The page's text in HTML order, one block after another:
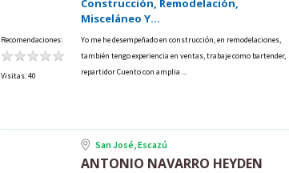
Recomendaciones:
Visitas: 40
Construcción, Remodelación,
Misceláneo Y...
Yo me he desempeñado en construcción, en remodelaciones,
también tengo experiencia en ventas, trabaje como bartender,
repartidor Cuento con amplia ...
San José, Escazú
ANTONIO NAVARRO HEYDEN